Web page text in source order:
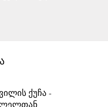
ქუჩა -